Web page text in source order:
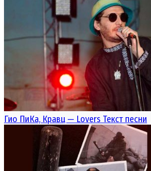
Гио ПиКа, Кравц — Lovers Текст песни